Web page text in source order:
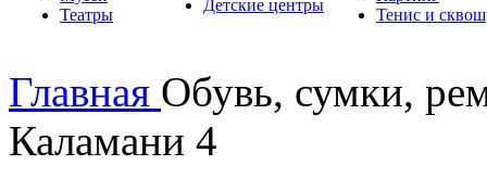
Театры
Детские центры
Тенис и сквош
Главная Обувь, сумки,
Каламани 4